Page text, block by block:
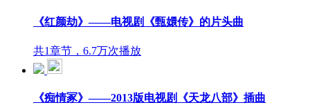
《红颜劫》——电视剧《甄嬛传》的片头曲
共1章节，6.7万次播放
《痴情冢》——2013版电视剧《天龙八部》插曲